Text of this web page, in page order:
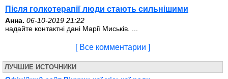
Після голкотерапії люди стають сильнішими
Анна. 06-10-2019 21:22
надайте контактні дані Марії Миськів. ...
[ Все комментарии ]
ЛУЧШИЕ ИСТОЧНИКИ